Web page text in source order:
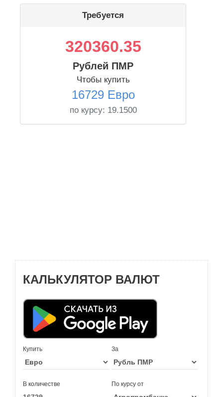
Требуется
320360.35
Рублей ПМР
Чтобы купить
16729 Евро
по курсу: 19.1500
КАЛЬКУЛЯТОР ВАЛЮТ
Купить За
В количестве По курсу от